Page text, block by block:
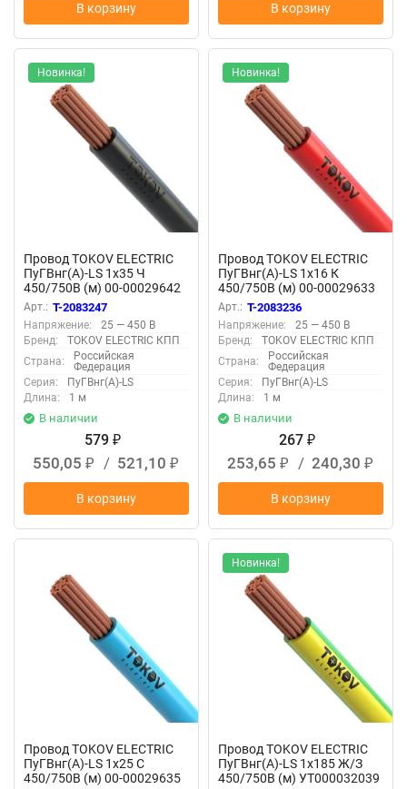
В корзину В корзину
Новинка!
Провод TOKOV ELECTRIC
ПуГВнг(А)-LS 1х35 Ч
450/750В (м) 00-00029642
Арт.: T-2083247
Напряжение:
25 — 450 В
Бренд:
TOKOV ELECTRIC КПП
Страна:
Российская
Федерация
Серия:
ПуГВнг(А)-LS
Длина:
1 м
В наличии
579 ₽
550,05 ₽ / 521,10 ₽
В корзину
Новинка!
Провод TOKOV ELECTRIC
ПуГВнг(А)-LS 1х16 К
450/750В (м) 00-00029633
Арт.: T-2083236
Напряжение:
25 — 450 В
Бренд:
TOKOV ELECTRIC КПП
Страна:
Российская
Федерация
Серия:
ПуГВнг(А)-LS
Длина:
1 м
В наличии
267 ₽
253,65 ₽ / 240,30 ₽
В корзину
Провод TOKOV ELECTRIC
ПуГВнг(А)-LS 1х25 С
450/750В (м) 00-00029635
Новинка!
Провод TOKOV ELECTRIC
ПуГВнг(А)-LS 1х185 Ж/З
450/750В (м) УТ000032039